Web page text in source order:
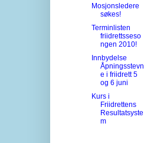
Mosjonsledere
søkes!
Terminlisten
friidrettsseso
ngen 2010!
Innbydelse
Åpningsstevn
e i friidrett 5
og 6 juni
Kurs i
Friidrettens
Resultatsyste
m